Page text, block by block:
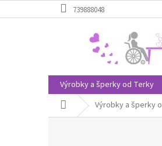
na
739888048
Výrobky a šperky od Terky
Domů Výrobky a šperky